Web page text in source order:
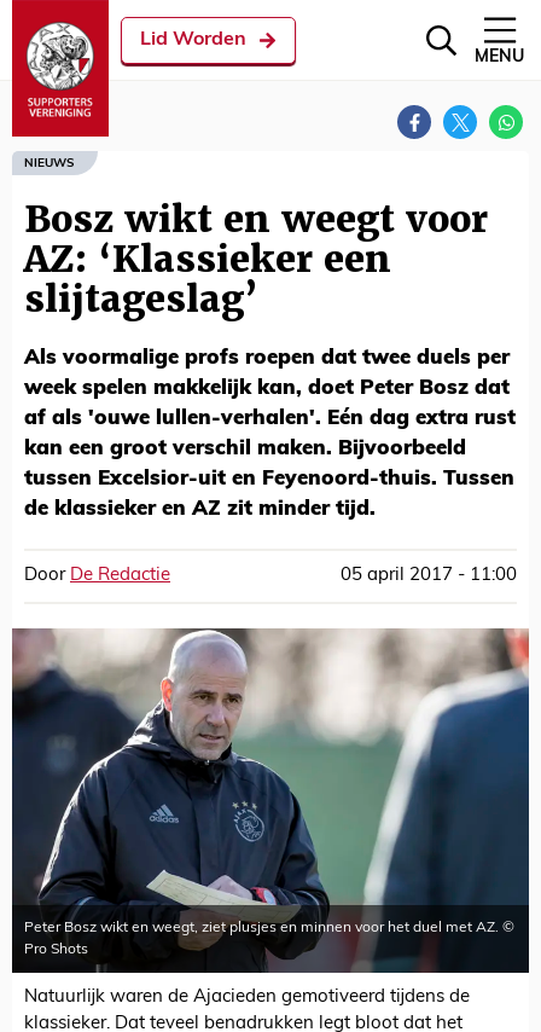
Lid Worden
MENU
NIEUWS
Bosz wikt en weegt voor
AZ: ‘Klassieker een
slijtageslag’
Als voormalige profs roepen dat twee duels per
week spelen makkelijk kan, doet Peter Bosz dat
af als 'ouwe lullen-verhalen'. Eén dag extra rust
kan een groot verschil maken. Bijvoorbeeld
tussen Excelsior-uit en Feyenoord-thuis. Tussen
de klassieker en AZ zit minder tijd.
Door De Redactie 05 april 2017 - 11:00
Peter Bosz wikt en weegt, ziet plusjes en minnen voor het duel met AZ. ©
Pro Shots
Natuurlijk waren de Ajacieden gemotiveerd tijdens de
klassieker. Dat teveel benadrukken legt bloot dat het